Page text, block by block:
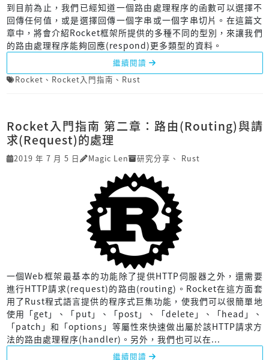
到目前為止，我們已經知道一個路由處理程序的函數可以選擇不
回傳任何值，或是選擇回傳一個字串或一個字串切片。在這篇文
章中，將會介紹Rocket框架所提供的多種不同的型別，來讓我們
的路由處理程序能夠回應(respond)更多類型的資料。
繼續閱讀
Rocket 、 Rocket入門指南 、 Rust
Rocket入門指南 第二章：路由(Routing)與請
求(Request)的處理
2019 年 7 月 5 日 Magic Len 研究分享 、 Rust
一個Web框架最基本的功能除了提供HTTP伺服器之外，還需要
進行HTTP請求(request)的路由(routing)。Rocket在這方面套
用了Rust程式語言提供的程序式巨集功能，使我們可以很簡單地
使用「get」、「put」、「post」、「delete」、「head」、
「patch」和「options」等屬性來快速做出屬於該HTTP請求方
法的路由處理程序(handler)。另外，我們也可以在...
繼續閱讀